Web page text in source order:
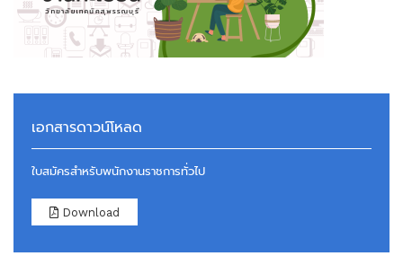
เอกสารดาวน์โหลด
ใบสมัครสำหรับพนักงานราชการทั่วไป
Download